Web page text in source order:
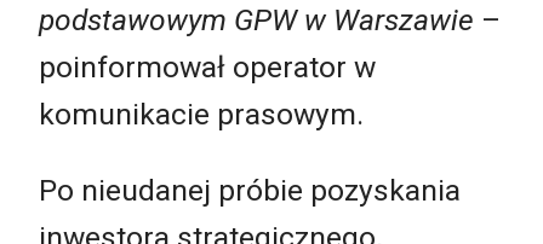
podstawowym GPW w Warszawie –
poinformował operator w
komunikacie prasowym.
Po nieudanej próbie pozyskania